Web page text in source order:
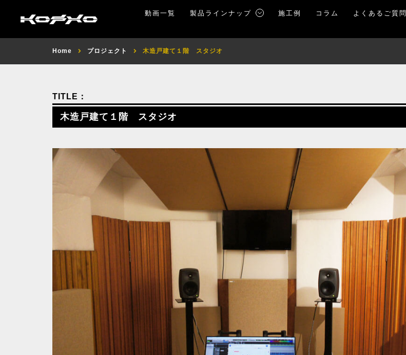
動画一覧 製品ラインナップ 施工例 コラム よくあるご質問
Home プロジェクト 木造戸建て１階 スタジオ
木造戸建て１階 スタジオ